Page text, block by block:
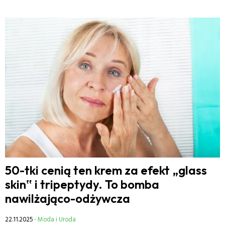
50-tki cenią ten krem za efekt „glass
skin‟ i tripeptydy. To bomba
nawilżająco-odżywcza
22.11.2025- Moda i Uroda